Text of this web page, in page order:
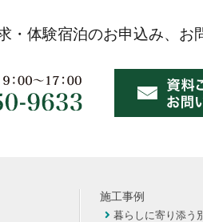
・体験宿泊のお申込み、お
施工事例
暮らしに寄り添う